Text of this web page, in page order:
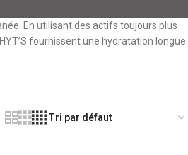
En utilisant des actifs toujours plus
fournissent une hydratation longue